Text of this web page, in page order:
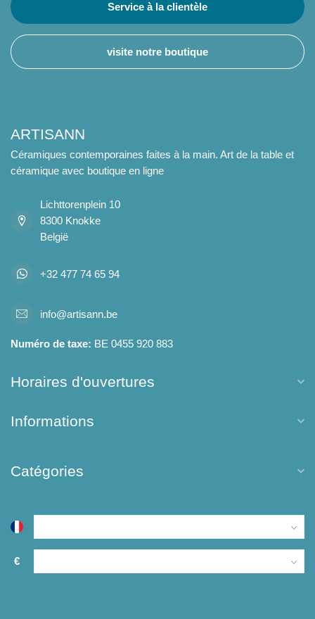
Service à la clientèle
visite notre boutique
ARTISANN
Céramiques contemporaines faites à la main. Art de la table et
céramique avec boutique en ligne
Lichttorenplein 10
8300 Knokke
België
+32 477 74 65 94
info@artisann.be
Numéro de taxe: BE 0455 920 883
Horaires d'ouvertures
Informations
Catégories
€